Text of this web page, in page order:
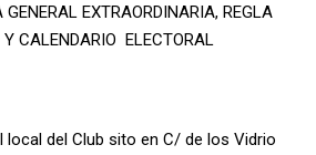
EXTRAORDINARIA, REGLA
Y CALENDARIO ELECTORAL
local del Club sito en C/ de los Vidrio